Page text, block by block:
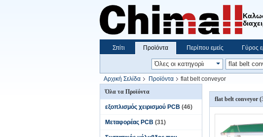
Σπίτι Προϊόντα Περίπου εμείς Γύρος
Αρχική Σελίδα Προϊόντα
flat belt conveyor
Όλα τα Προϊόντα
εξοπλισμός χειρισμού PCB (46)
Μεταφορέας PCB (31)
flat belt conveyor